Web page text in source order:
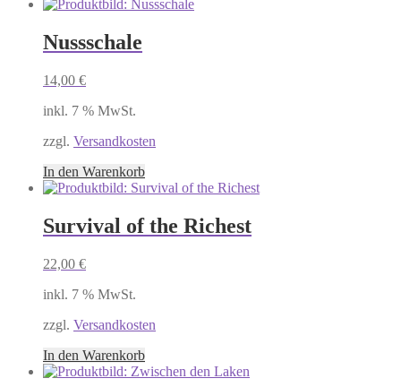
Nussschale
14,00 €
inkl. 7 % MwSt.
zzgl. Versandkosten
In den Warenkorb
Survival of the Richest
22,00 €
inkl. 7 % MwSt.
zzgl. Versandkosten
In den Warenkorb